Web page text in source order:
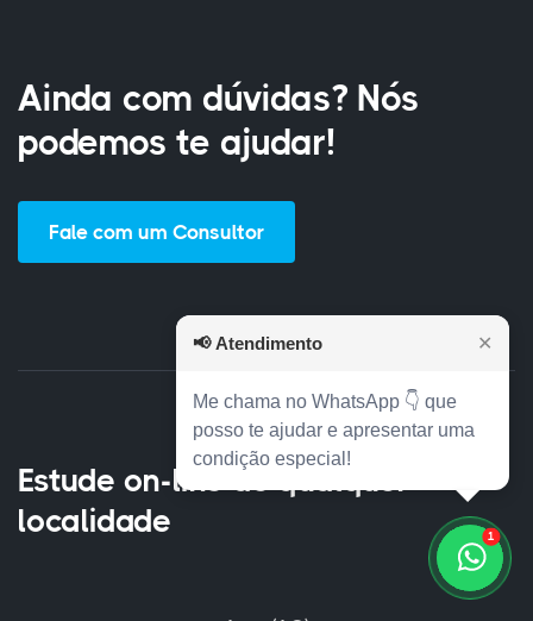
Ainda com dúvidas? Nós
podemos te ajudar!
Fale com um Consultor
Estude on-line de qualquer
localidade
1
📢 Atendimento ✕
Me chama no WhatsApp 👇 que
posso te ajudar e apresentar uma
condição especial!